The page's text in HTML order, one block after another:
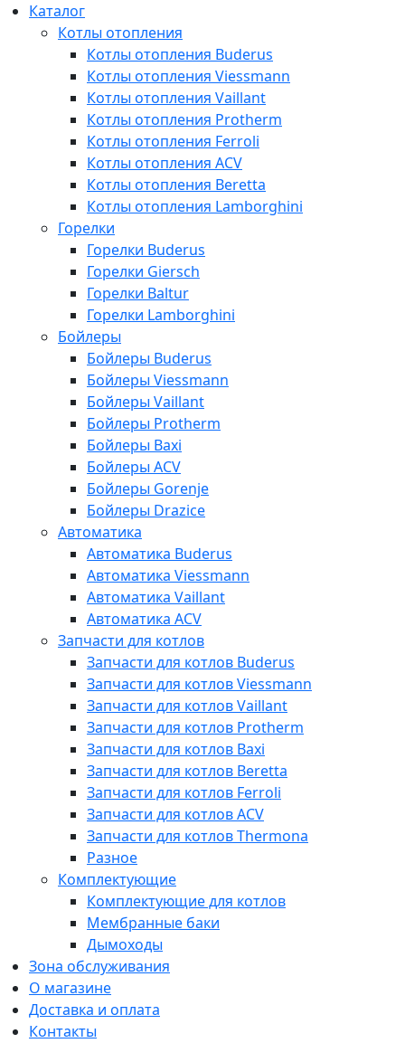
Каталог
Котлы отопления
Котлы отопления Buderus
Котлы отопления Viessmann
Котлы отопления Vaillant
Котлы отопления Protherm
Котлы отопления Ferroli
Котлы отопления ACV
Котлы отопления Beretta
Котлы отопления Lamborghini
Горелки
Горелки Buderus
Горелки Giersch
Горелки Baltur
Горелки Lamborghini
Бойлеры
Бойлеры Buderus
Бойлеры Viessmann
Бойлеры Vaillant
Бойлеры Protherm
Бойлеры Baxi
Бойлеры ACV
Бойлеры Gorenje
Бойлеры Drazice
Автоматика
Автоматика Buderus
Автоматика Viessmann
Автоматика Vaillant
Автоматика ACV
Запчасти для котлов
Запчасти для котлов Buderus
Запчасти для котлов Viessmann
Запчасти для котлов Vaillant
Запчасти для котлов Protherm
Запчасти для котлов Baxi
Запчасти для котлов Beretta
Запчасти для котлов Ferroli
Запчасти для котлов ACV
Запчасти для котлов Thermona
Разное
Комплектующие
Комплектующие для котлов
Мембранные баки
Дымоходы
Зона обслуживания
О магазине
Доставка и оплата
Контакты